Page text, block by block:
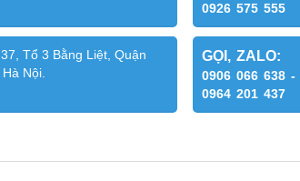
0926 575 555
Tổ 3 Bằng Liệt, Quận
Nội.
GỌI, ZALO:
0906 066 638 -
0964 201 437